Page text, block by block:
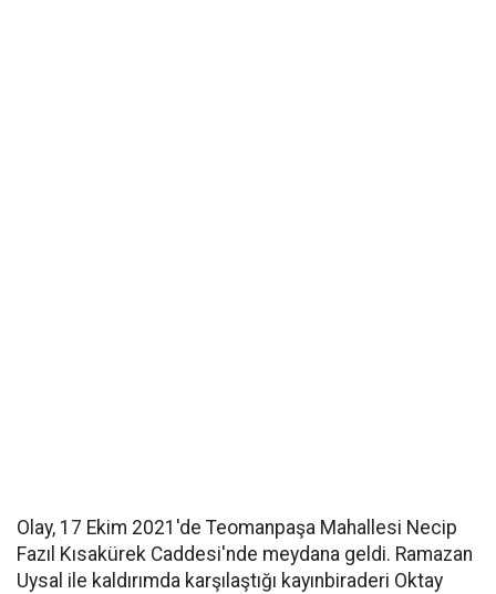
Olay, 17 Ekim 2021'de Teomanpaşa Mahallesi Necip
Fazıl Kısakürek Caddesi'nde meydana geldi. Ramazan
Uysal ile kaldırımda karşılaştığı kayınbiraderi Oktay